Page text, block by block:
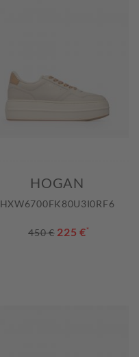
HOGAN
HXW6700FK80U3I0RF6
450 € 225 €*